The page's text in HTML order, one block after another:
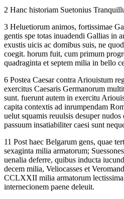
2 Hanc historiam Suetonius
3 Heluetiorum animos, fortissimae
gentis spe totas inuadendi Gallias in
exustis uicis ac domibus suis, ne
coegit. horum fuit, cum primum
quadraginta et septem milia in bello
6 Postea Caesar contra Ariouistum
exercitus Caesaris Germanorum
sunt. fuerunt autem in exercitu
capita contextis ad inrumpendam
uelut squamis reuulsis desuper
passuum insatiabiliter caesi sunt
11 Post haec Belgarum gens, quae
sexaginta milia armatorum;
uenalia deferre, quibus inducta
decem milia, Veliocasses et
CCLXXII milia armatorum
internecionem paene deleuit.